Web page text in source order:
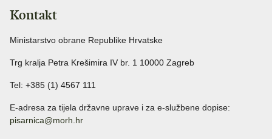
Kontakt
Ministarstvo obrane Republike Hrvatske
Trg kralja Petra Krešimira IV br. 1 10000 Zagreb
Tel: +385 (1) 4567 111
E-adresa za tijela državne uprave i za e-službene dopise:
pisarnica@morh.hr